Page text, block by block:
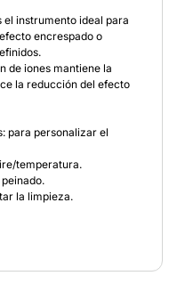
el instrumento ideal para
encrespado o
de iones mantiene la
la reducción del efecto
para personalizar el
temperatura.
la limpieza.